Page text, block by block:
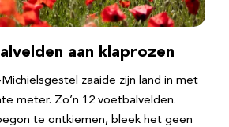
aan klaprozen
zaaide zijn land in met
meter. Zo’n 12 voetbalvelden.
te ontkiemen, bleek het geen